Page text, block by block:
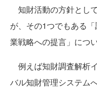
知財活動の方針とし
が、その1つでもある
業戦略への提言」につ
例えば知財調査解析
バル知財管理システム